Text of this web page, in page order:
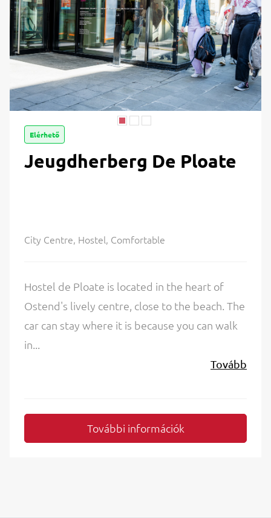
Elérhető
Jeugdherberg De Ploate
City Centre, Hostel, Comfortable
Hostel de Ploate is located in the heart of
Ostend's lively centre, close to the beach. The
car can stay where it is because you can walk
in...
Tovább
További információk